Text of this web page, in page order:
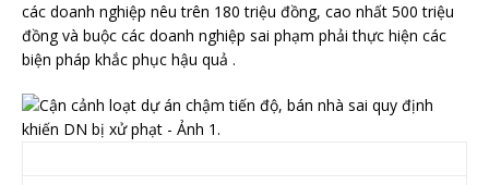
các doanh nghiệp nêu trên 180 triệu đồng, cao nhất 500 triệu
đồng và buộc các doanh nghiệp sai phạm phải thực hiện các
biện pháp khắc phục hậu quả .